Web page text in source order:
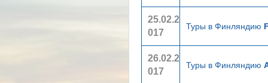
25.02.2
017
Туры в Финляндию
26.02.2
017
Туры в Финляндию